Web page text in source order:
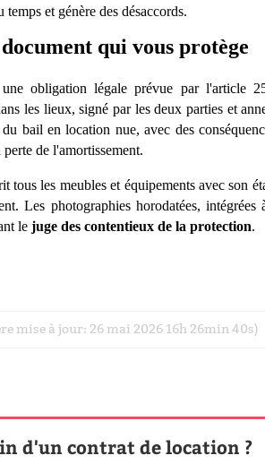
temps et génère des désaccords.
qui vous protège
obligation légale prévue par l'article
les lieux, signé par les deux parties et
bail en location nue, avec des
de l'amortissement.
tous les meubles et équipements avec son é
Les photographies horodatées, intégrées
le juge des contentieux de la protection.
mise à jour: 26 mai 2026 16h 26min 40s)
d'un contrat de location ?